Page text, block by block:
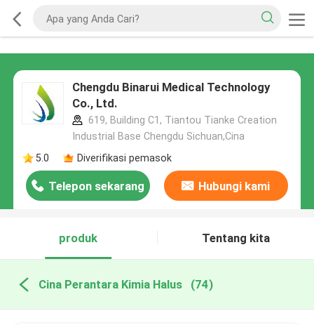
Chengdu Binarui Medical Technology
Co., Ltd.
619, Building C1, Tiantou Tianke Creation
Industrial Base Chengdu Sichuan,Cina
5.0
Diverifikasi pemasok
Telepon sekarang Hubungi kami
produk Tentang kita
Cina Perantara Kimia Halus (74)